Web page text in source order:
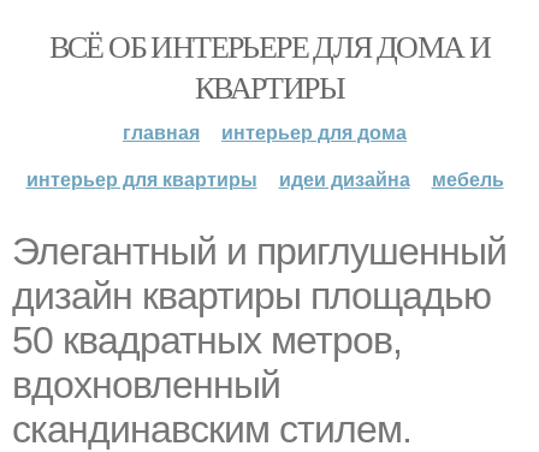
ВСЁ ОБ ИНТЕРЬЕРЕ ДЛЯ ДОМА И
КВАРТИРЫ
главная
интерьер для дома
интерьер для квартиры
идеи дизайна мебель
Элегантный и приглушенный
дизайн квартиры площадью
50 квадратных метров,
вдохновленный
скандинавским стилем.